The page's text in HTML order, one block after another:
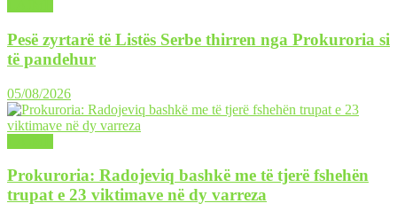
Pesë zyrtarë të Listës Serbe thirren nga Prokuroria si
të pandehur
05/08/2026
Prokuroria: Radojeviq bashkë me të tjerë fshehën
trupat e 23 viktimave në dy varreza